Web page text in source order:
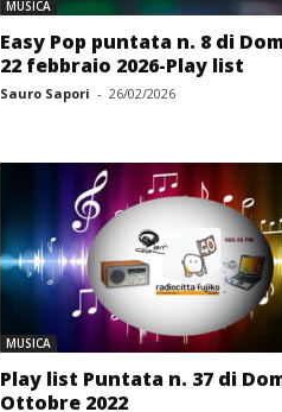
MUSICA
Easy Pop puntata n. 8 di
22 febbraio 2026-Play list
Sauro Sapori - 26/02/2026
MUSICA
Play list Puntata n. 37 di
Ottobre 2022